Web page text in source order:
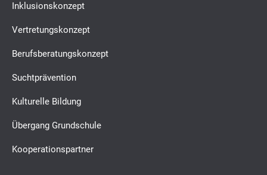
Inklusionskonzept
Vertretungskonzept
Berufsberatungskonzept
Suchtprävention
Kulturelle Bildung
Übergang Grundschule
Kooperationspartner